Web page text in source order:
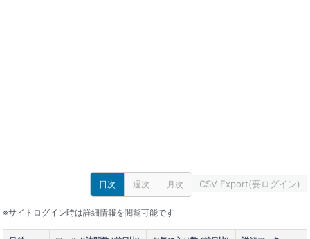
日次 週次 月次 CSV Export(要ログイン)
※サイトログイン時は詳細情報を閲覧可能です